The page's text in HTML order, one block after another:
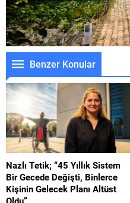
Benzer Konular
Nazlı Tetik; “45 Yıllık Sistem
Bir Gecede Değişti, Binlerce
Kişinin Gelecek Planı Altüst
Oldu”